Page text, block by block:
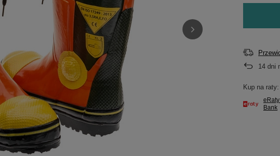
14 dni
Kup na raty:
Bank